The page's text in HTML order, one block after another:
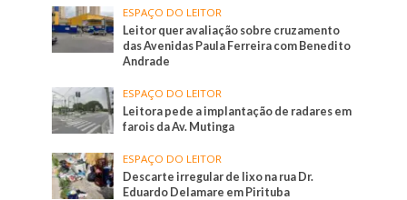
ESPAÇO DO LEITOR
Leitor quer avaliação sobre cruzamento
das Avenidas Paula Ferreira com Benedito
Andrade
ESPAÇO DO LEITOR
Leitora pede a implantação de radares em
farois da Av. Mutinga
ESPAÇO DO LEITOR
Descarte irregular de lixo na rua Dr.
Eduardo Delamare em Pirituba